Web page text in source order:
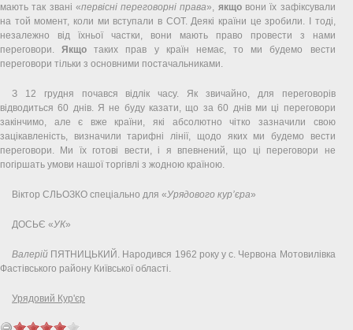
мають так звані «первісні переговорні права», якщовони їх зафіксували
на той момент, коли ми вступали в СОТ. Деякі країни це зробили. І тоді,
незалежно від їхньої частки, вони мають право провести з нами
переговори.Якщо таких прав у країн немає, то ми будемо вести
переговори тільки з основними постачальниками.
З 12 грудня почався відлік часу. Як звичайно, для переговорів
відводиться 60 днів. Я не буду казати, що за 60 днів ми ці переговори
закінчимо, але є вже країни, які абсолютно чітко зазначили свою
зацікавленість, визначили тарифні лінії, щодо яких ми будемо вести
переговори. Ми їх готові вести, і я впевнений, що ці переговори не
погіршать умови нашої торгівлі з жодною країною.
Віктор СЛЬОЗКО спеціально для «Урядового кур’єра»
ДОСЬЄ «УК»
Валерій ПЯТНИЦЬКИЙ. Народився 1962 року у с. Червона Мотовилівка
Фастівського району Київської області.
Урядовий Кур'єр